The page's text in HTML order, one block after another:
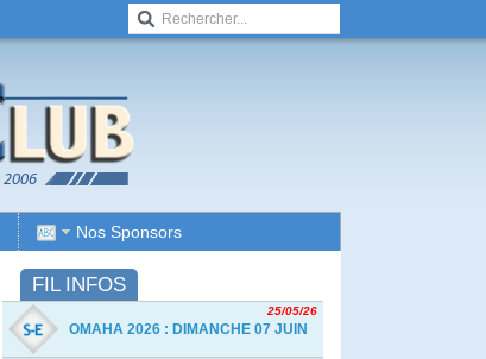
Nos Sponsors
FIL INFOS
25/05/26
OMAHA 2026 : DIMANCHE 07 JUIN